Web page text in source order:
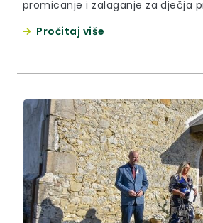
promicanje i zalaganje za dječja
Pročitaj više